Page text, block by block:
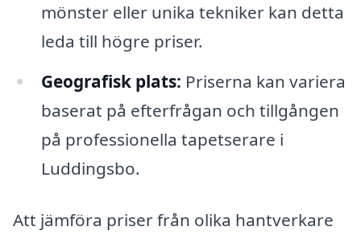
mönster eller unika tekniker kan detta
leda till högre priser.
Geografisk plats: Priserna kan variera
baserat på efterfrågan och tillgången
på professionella tapetserare i
Luddingsbo.
Att jämföra priser från olika hantverkare